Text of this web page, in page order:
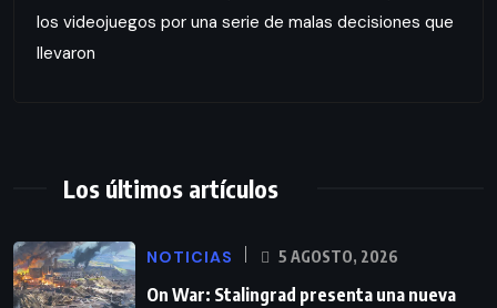
los videojuegos por una serie de malas decisiones que
llevaron
Los últimos artículos
NOTICIAS 5 AGOSTO, 2026
On War: Stalingrad presenta una nueva